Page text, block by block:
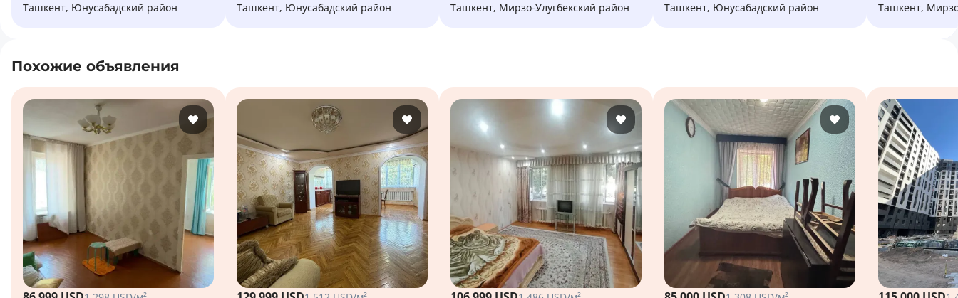
Ташкент, Юнусабадский район
Ташкент, Юнусабадский район
Ташкент, Мирзо-Улугбекский район
Ташкент, Юнусабадский район
Ташкент,
Похожие объявления